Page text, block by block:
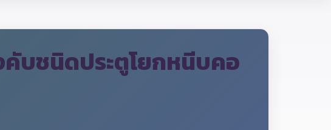
บชนิดประตูโยกหนีบคอ